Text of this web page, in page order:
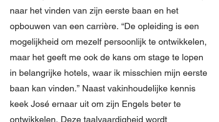
naar het vinden van zijn eerste baan en het
opbouwen van een carrière. “De opleiding is een
mogelijkheid om mezelf persoonlijk te ontwikkelen,
maar het geeft me ook de kans om stage te lopen
in belangrijke hotels, waar ik misschien mijn eerste
baan kan vinden.” Naast vakinhoudelijke kennis
keek José ernaar uit om zijn Engels beter te
ontwikkelen. Deze taalvaardigheid wordt